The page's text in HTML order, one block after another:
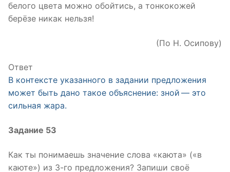
белого цвета можно обойтись, а тонкокожей
берёзе никак нельзя!
(По Н. Осипову)
Ответ
В контексте указанного в задании предложения
может быть дано такое объяснение: зной — это
сильная жара.
Задание 53
Как ты понимаешь значение слова «каюта» («в
каюте») из 3-го предложения? Запиши своё